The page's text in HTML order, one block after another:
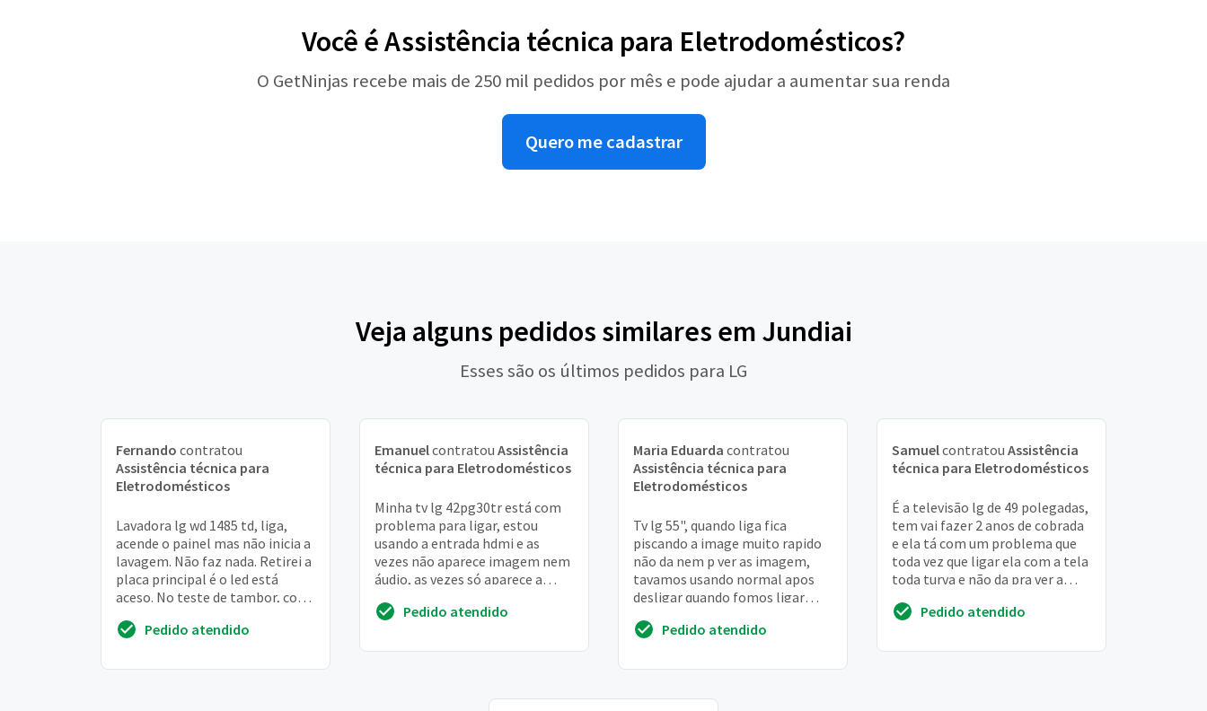
Você é Assistência técnica para Eletrodomésticos?
O GetNinjas recebe mais de 250 mil pedidos por mês e pode ajudar a aumentar sua renda
Quero me cadastrar
Veja alguns pedidos similares em Jundiai
Esses são os últimos pedidos para LG
Fernando contratou
Assistência técnica para
Eletrodomésticos
Lavadora lg wd 1485 td, liga,
acende o painel mas não inicia a
lavagem. Não faz nada. Retirei a
placa principal é o led está
aceso. No teste de tambor, com
Pedido atendido
Emanuelcontratou Assistência
técnica para Eletrodomésticos
Minha tv lg 42pg30tr está com
problema para ligar, estou
usando a entrada hdmi e as
vezes não aparece imagem nem
áudio, as vezes só aparece a
funciona nada. Já...
Pedido atendido
Maria Eduarda contratou
Assistência técnica para
Eletrodomésticos
Tv lg 55", quando liga fica
piscando a image muito rapido
não da nem p ver as imagem,
tavamos usando normal apos
desligar quando fomos ligar
maria RS. ...
Pedido atendido
Samuelcontratou Assistência
técnica para Eletrodomésticos
É a televisão lg de 49 polegadas,
tem vai fazer 2 anos de cobrada
e ela tá com um problema que
toda vez que ligar ela com a tela
toda turva e não da pra ver a
Pedido atendido